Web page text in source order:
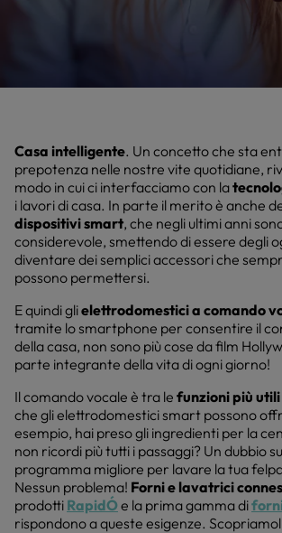
Casa intelligente. Un concetto che sta
prepotenza nelle nostre vite quotidiane,
modo in cui ci interfacciamo con la
i lavori di casa. In parte il merito è anche
dispositivi smart, che negli ultimi anni
considerevole, smettendo di essere degli
diventare dei semplici accessori che
possono permettersi.
E quindi glielettrodomestici a comando
tramite lo smartphone per consentire il
della casa, non sono più cose da film
parte integrante della vita di ogni giorno!
Il comando vocale è tra le funzioni più
che gli elettrodomestici smart possono
esempio, hai preso gli ingredienti per la
non ricordi più tutti i passaggi? Un dubbio
programma migliore per lavare la tua
Nessun problema! Forni e lavatrici
prodotti RapidÓe la prima gamma di
rispondono a queste esigenze.